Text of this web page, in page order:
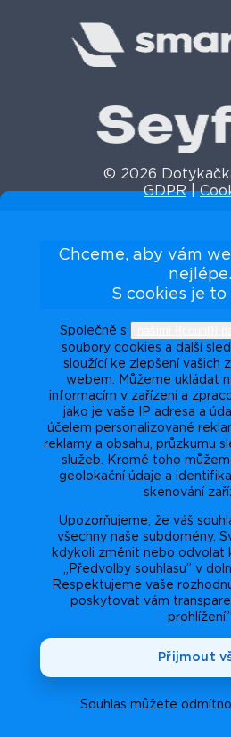
© 2026
GDPR|
Chceme, aby vám
nejlépe.
S cookies je to
Společně s
soubory cookies a další
sloužící ke zlepšení vašich
webem. Můžeme ukládat
informacím v zařízení a
jako je vaše IP adresa a
účelem personalizované
reklamy a obsahu, průzkumu
služeb. Kromě toho
geolokační údaje a
skenování
Upozorňujeme, že váš
všechny naše subdomény.
kdykoli změnit nebo odvolat
„Předvolby souhlasu” v
Respektujeme vaše
poskytovat vám
prohlížení.”
Souhlas můžete
Přijmout